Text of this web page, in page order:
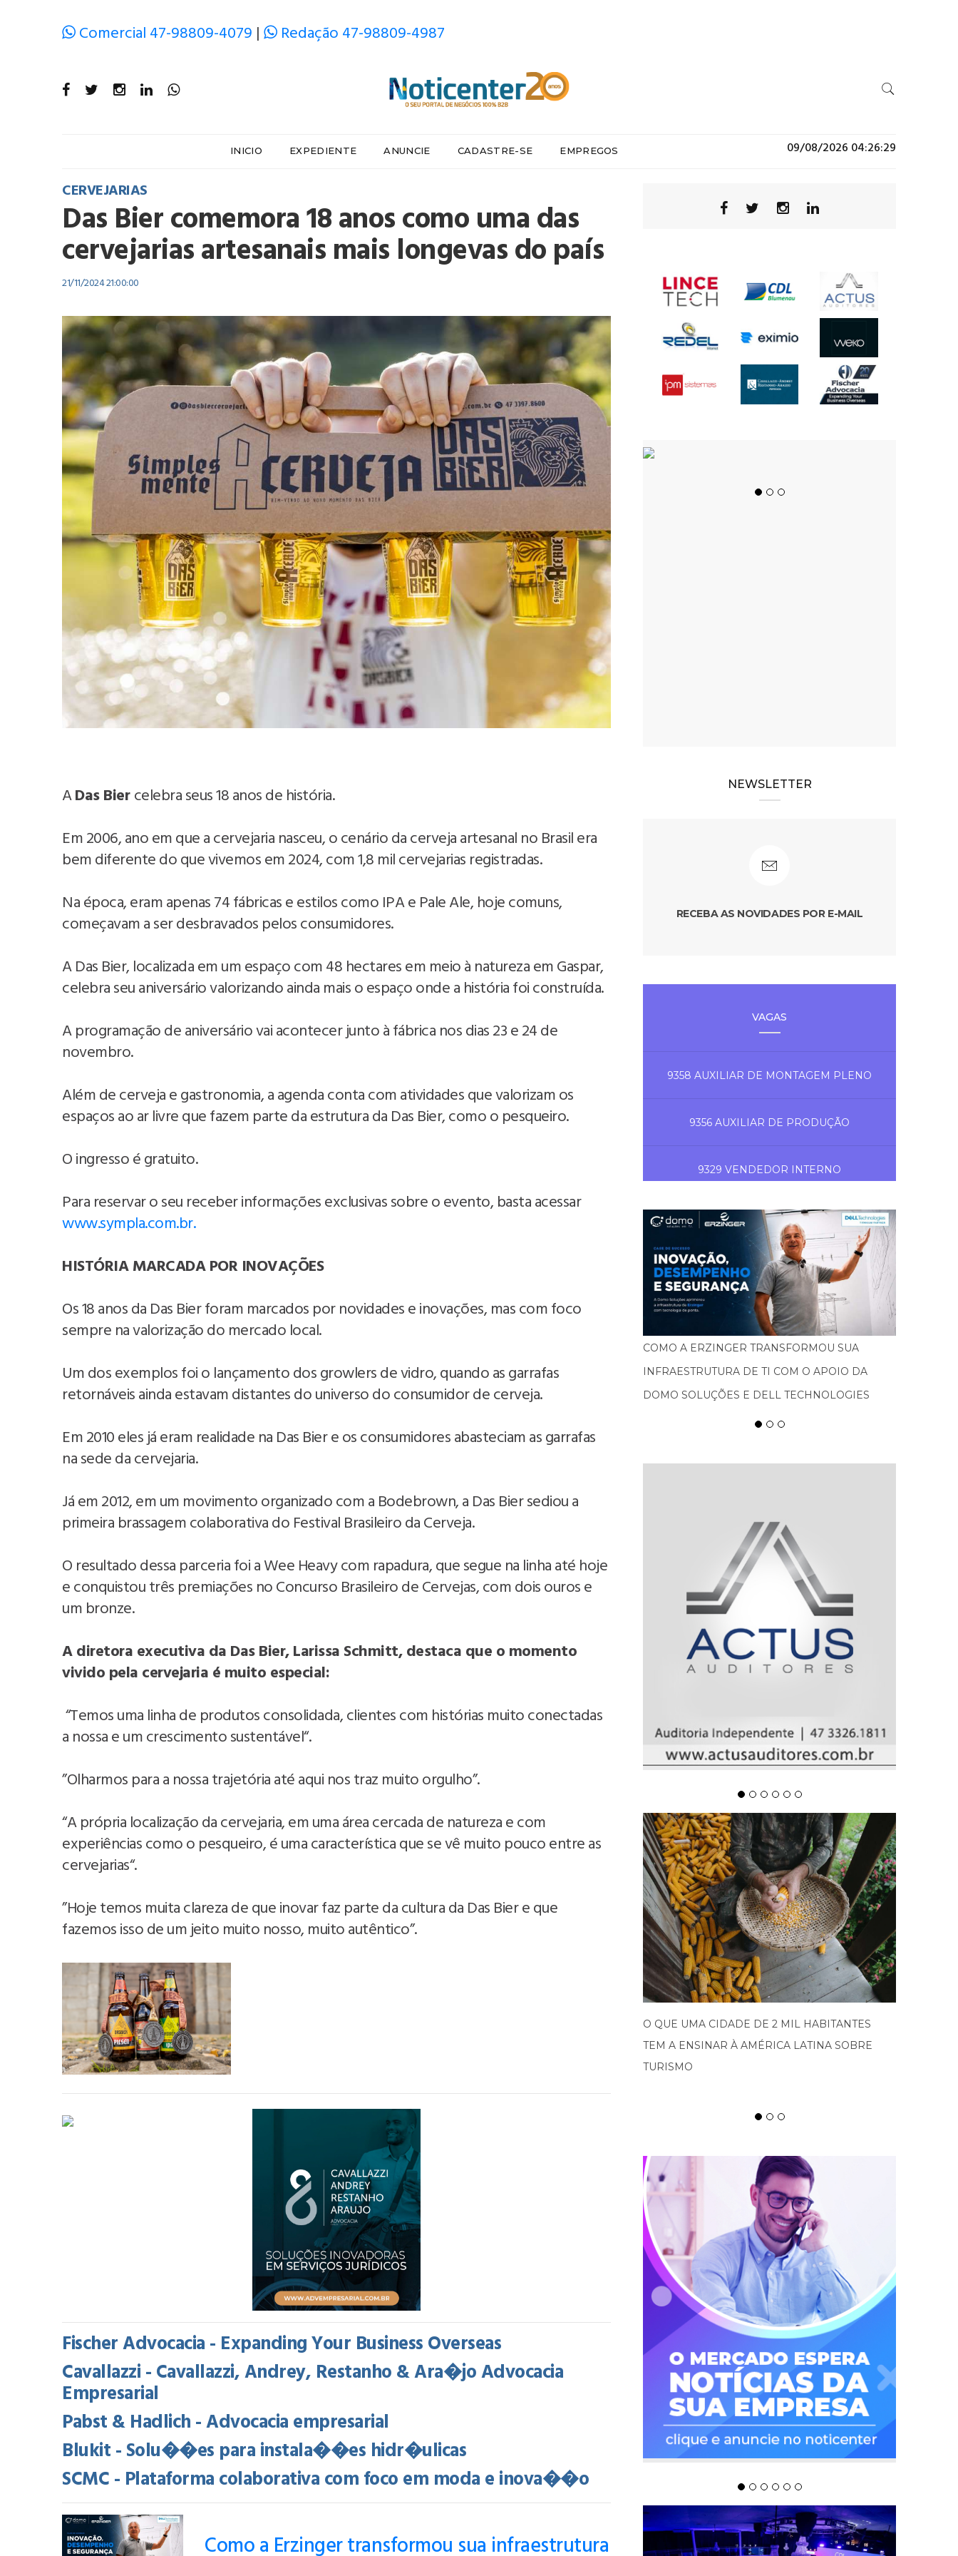
Comercial 47-98809-4079 | Redação 47-98809-4987
INICIO EXPEDIENTE ANUNCIE CADASTRE-SE EMPREGOS 09/08/2026 04:26:29
CERVEJARIAS
Das Bier comemora 18 anos como uma das
cervejarias artesanais mais longevas do país
21/11/2024 21:00:00
ADas Biercelebra seus 18 anos de história.
Em 2006, ano em que a cervejaria nasceu, o cenário da cerveja artesanal no Brasil era
bem diferente do que vivemos em 2024, com 1,8 mil cervejarias registradas.
Na época, eram apenas 74 fábricas e estilos como IPA e Pale Ale, hoje comuns,
começavam a ser desbravados pelos consumidores.
A Das Bier, localizada em um espaço com 48 hectares em meio à natureza em Gaspar,
celebra seu aniversário valorizando ainda mais o espaço onde a história foi construída.
A programação de aniversário vai acontecer junto à fábrica nos dias 23 e 24 de
novembro.
Além de cerveja e gastronomia, a agenda conta com atividades que valorizam os
espaços ao ar livre que fazem parte da estrutura da Das Bier, como o pesqueiro.
O ingresso é gratuito.
Para reservar o seu receber informações exclusivas sobre o evento, basta acessar
www.sympla.com.br.
HISTÓRIA MARCADA POR INOVAÇÕES
Os 18 anos da Das Bier foram marcados por novidades e inovações, mas com foco
sempre na valorização do mercado local.
Um dos exemplos foi o lançamento dos growlers de vidro, quando as garrafas
retornáveis ainda estavam distantes do universo do consumidor de cerveja.
Em 2010 eles já eram realidade na Das Bier e os consumidores abasteciam as garrafas
na sede da cervejaria.
Já em 2012, em um movimento organizado com a Bodebrown, a Das Bier sediou a
primeira brassagem colaborativa do Festival Brasileiro da Cerveja.
O resultado dessa parceria foi a Wee Heavy com rapadura, que segue na linha até hoje
e conquistou três premiações no Concurso Brasileiro de Cervejas, com dois ouros e
um bronze.
A diretora executiva da Das Bier, Larissa Schmitt, destaca que o momento
vivido pela cervejaria é muito especial:
“Temos uma linha de produtos consolidada, clientes com histórias muito conectadas
a nossa e um crescimento sustentável“.
”Olharmos para a nossa trajetória até aqui nos traz muito orgulho”.
“A própria localização da cervejaria, em uma área cercada de natureza e com
experiências como o pesqueiro, é uma característica que se vê muito pouco entre as
cervejarias“.
”Hoje temos muita clareza de que inovar faz parte da cultura da Das Bier e que
fazemos isso de um jeito muito nosso, muito autêntico”.
Fischer Advocacia - Expanding Your Business Overseas
Cavallazzi - Cavallazzi, Andrey, Restanho & Ara�jo Advocacia
Empresarial
Pabst & Hadlich - Advocacia empresarial
Blukit - Solu��es para instala��es hidr�ulicas
SCMC - Plataforma colaborativa com foco em moda e inova��o
Como a Erzinger transformou sua infraestrutura
NEWSLETTER
VAGAS
9329 VENDEDOR INTERNO
FEBRATEX AMPLIA ALCANCE NACIONAL, ATRAI
PROGRAMA IMPULSIONA EMPRESAS DO VALE
EUROPEU AO MERCADO INTERNACIONAL E